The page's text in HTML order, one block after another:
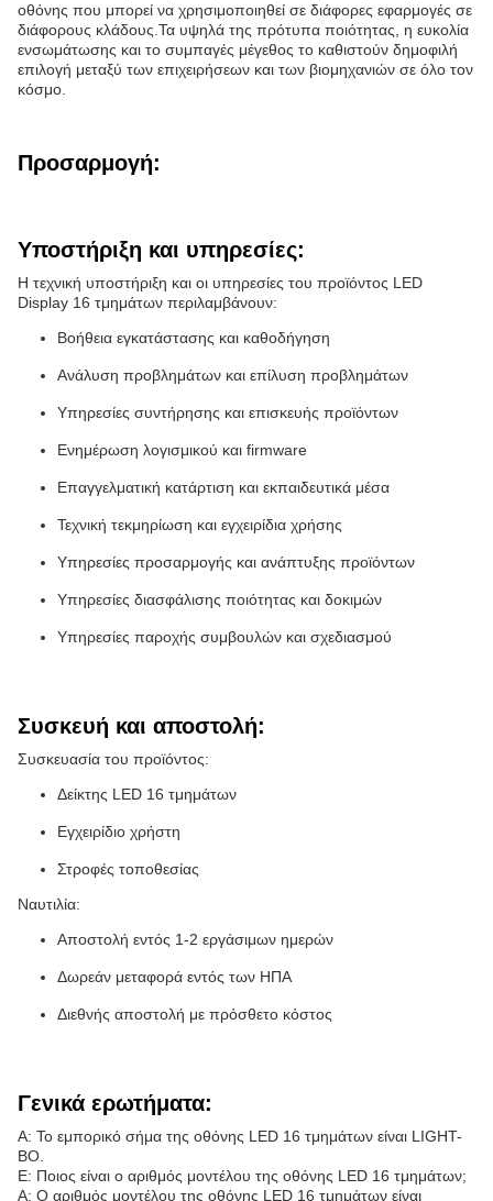
οθόνης που μπορεί να χρησιμοποιηθεί σε διάφορες εφαρμογές σε
διάφορους κλάδους.Τα υψηλά της πρότυπα ποιότητας, η ευκολία
ενσωμάτωσης και το συμπαγές μέγεθος το καθιστούν δημοφιλή
επιλογή μεταξύ των επιχειρήσεων και των βιομηχανιών σε όλο τον
κόσμο.
Προσαρμογή:
Υποστήριξη και υπηρεσίες:
Η τεχνική υποστήριξη και οι υπηρεσίες του προϊόντος LED
Display 16 τμημάτων περιλαμβάνουν:
Βοήθεια εγκατάστασης και καθοδήγηση
Ανάλυση προβλημάτων και επίλυση προβλημάτων
Υπηρεσίες συντήρησης και επισκευής προϊόντων
Ενημέρωση λογισμικού και firmware
Επαγγελματική κατάρτιση και εκπαιδευτικά μέσα
Τεχνική τεκμηρίωση και εγχειρίδια χρήσης
Υπηρεσίες προσαρμογής και ανάπτυξης προϊόντων
Υπηρεσίες διασφάλισης ποιότητας και δοκιμών
Υπηρεσίες παροχής συμβουλών και σχεδιασμού
Συσκευή και αποστολή:
Συσκευασία του προϊόντος:
Δείκτης LED 16 τμημάτων
Εγχειρίδιο χρήστη
Στροφές τοποθεσίας
Ναυτιλία:
Αποστολή εντός 1-2 εργάσιμων ημερών
Δωρεάν μεταφορά εντός των ΗΠΑ
Διεθνής αποστολή με πρόσθετο κόστος
Γενικά ερωτήματα:
Α: Το εμπορικό σήμα της οθόνης LED 16 τμημάτων είναι LIGHT-
BO.
Ε: Ποιος είναι ο αριθμός μοντέλου της οθόνης LED 16 τμημάτων;
Α: Ο αριθμός μοντέλου της οθόνης LED 16 τμημάτων είναι